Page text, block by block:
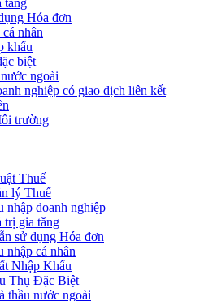
tăng
Hóa đơn
nhân
khẩu
biệt
ngoài
nghiệp có giao dịch liên kết
trường
Thuế
lý Thuế
nhập doanh nghiệp
trị gia tăng
sử dụng Hóa đơn
nhập cá nhân
Nhập Khẩu
Thụ Đặc Biệt
thầu nước ngoài